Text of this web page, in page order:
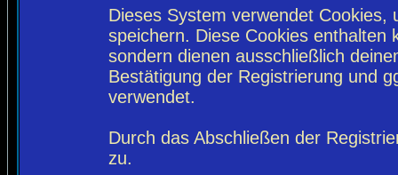
Dieses System verwendet
speichern. Diese Cookies enthalten
sondern dienen ausschließlich
Bestätigung der Registrierung und
verwendet.
Durch das Abschließen der
zu.